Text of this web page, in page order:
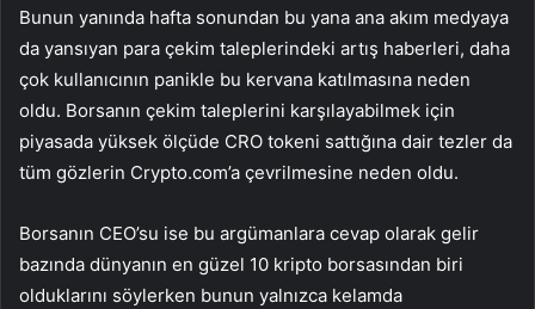
Bunun yanında hafta sonundan bu yana ana akım medyaya
da yansıyan para çekim taleplerindeki artış haberleri, daha
çok kullanıcının panikle bu kervana katılmasına neden
oldu. Borsanın çekim taleplerini karşılayabilmek için
piyasada yüksek ölçüde CRO tokeni sattığına dair tezler da
tüm gözlerin Crypto.com’a çevrilmesine neden oldu.
Borsanın CEO’su ise bu argümanlara cevap olarak gelir
bazında dünyanın en güzel 10 kripto borsasından biri
olduklarını söylerken bunun yalnızca kelamda